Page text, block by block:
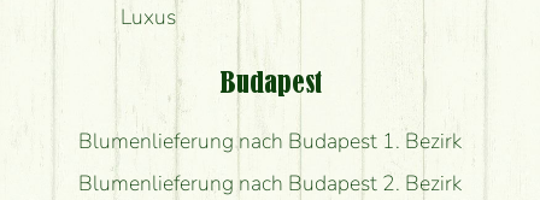
Luxus
Budapest
Blumenlieferung nach Budapest 1. Bezirk
Blumenlieferung nach Budapest 2. Bezirk